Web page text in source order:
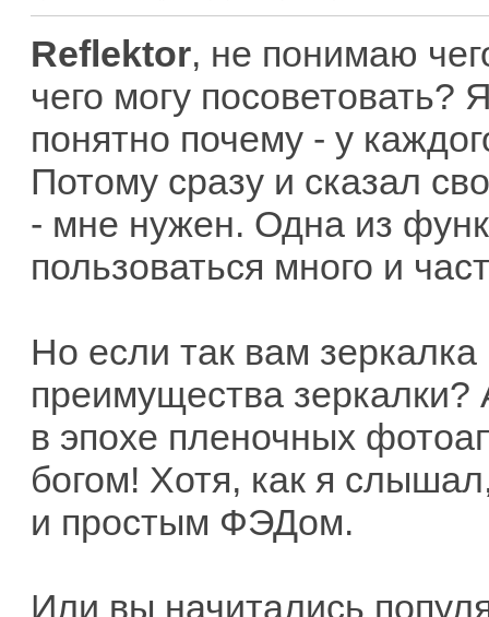
Reflektor, не понимаю
чего могу посоветовать?
понятно почему - у
Потому сразу и сказал
- мне нужен. Одна из
пользоваться много и
Но если так вам
преимущества
в эпохе пленочных
богом! Хотя, как я
и простым ФЭДом.
Или вы начитались